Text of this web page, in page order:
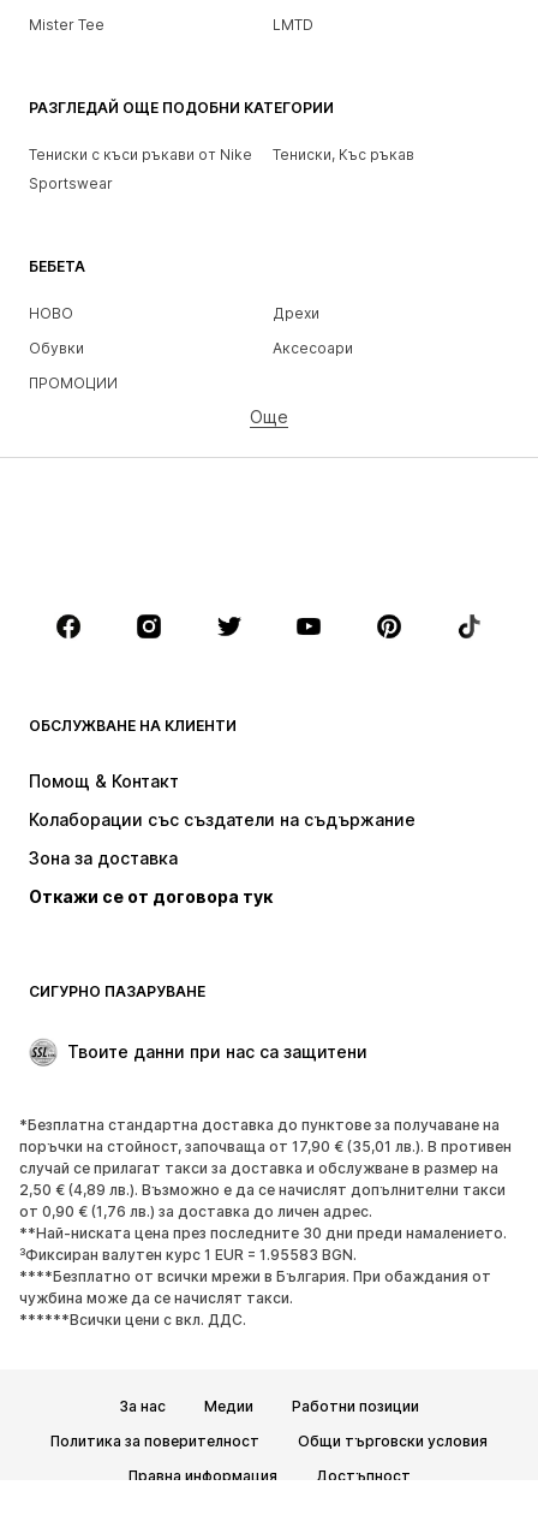
Mister Tee
LMTD
БЕБЕТА
НОВО
Дрехи
Обувки
Аксесоари
ПРОМОЦИИ
МАРКИ
ADIDAS SPORTSWEAR
new balance
Още
ОБСЛУЖВАНЕ НА КЛИЕНТИ
Помощ & Контакт
Колаборации със създатели на съдържание
Зона за доставка
Откажи се от договора тук
СИГУРНО ПАЗАРУВАНЕ
Твоите данни при нас са защитени
*Безплатна стандартна доставка до пунктове за получаване на
поръчки на стойност, започваща от 17,90 € (35,01 лв.). В противен
случай се прилагат такси за доставка и обслужване в размер на
2,50 € (4,89 лв.). Възможно е да се начислят допълнителни такси
от 0,90 € (1,76 лв.) за доставка до личен адрес.
**Най-ниската цена през последните 30 дни преди намалението.
³Фиксиран валутен курс 1 EUR = 1.95583 BGN.
****Безплатно от всички мрежи в България. При обаждания от
чужбина може да се начислят такси.
******Всички цени с вкл. ДДС.
За нас Медии
Работни позиции
Политика за поверителност
Общи търговски условия
Правна информация
Достъпност
РАЗГЛЕДАЙ ОЩЕ ПОДОБНИ КАТЕГОРИИ
Тениски с къси ръкави от Nike
Sportswear
Тениски, Къс ръкав